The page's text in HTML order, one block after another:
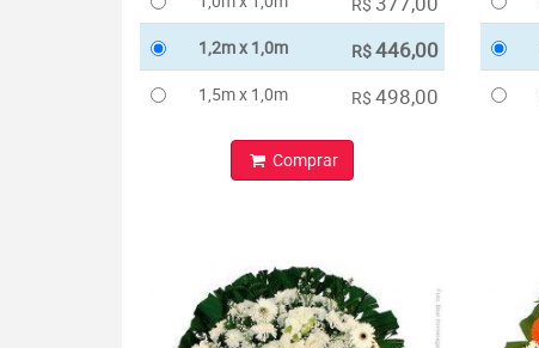
1,2m x 1,0m R$446,00
1,5m x 1,0m R$ 498,00
Comprar